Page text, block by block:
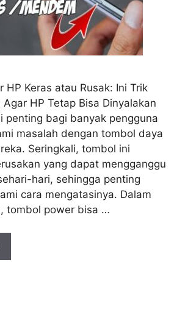
HP Keras atau Rusak: Ini Trik
HP Tetap Bisa Dinyalakan
penting bagi banyak pengguna
masalah dengan tombol daya
Seringkali, tombol ini
yang dapat mengganggu
hari, sehingga penting
cara mengatasinya. Dalam
tombol power bisa …